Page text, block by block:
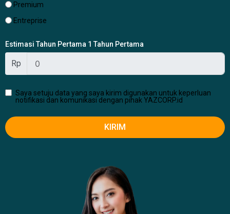
Premium
Entreprise
Estimasi Tahun Pertama 1 Tahun Pertama
Rp
Saya setuju data yang saya kirim digunakan untuk keperluan
notifikasi dan komunikasi dengan pihak YAZCORP.id
KIRIM